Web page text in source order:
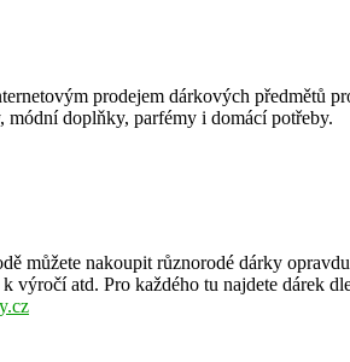
prodejem dárkových předmětů
módní doplňky, parfémy i domácí potřeby.
můžete nakoupit různorodé dárky
výročí atd. Pro každého tu najdete dárek